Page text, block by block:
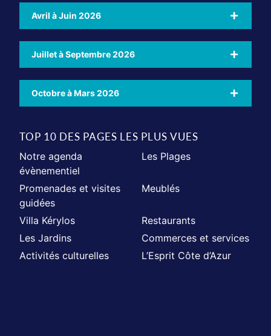
Avril à Juin 2026
Juillet à Septembre 2026
Octobre à Mars 2026
TOP 10 DES PAGES LES PLUS VUES
Notre agenda
évènementiel
Les Plages
Promenades et visites
guidées
Meublés
Villa Kérylos
Restaurants
Les Jardins
Commerces et services
Activités culturelles
L’Esprit Côte d’Azur